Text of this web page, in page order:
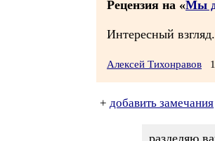
Рецензия на «Мы
Интересный взгляд.
Алексей Тихонравов
+ добавить замечания
разделяю